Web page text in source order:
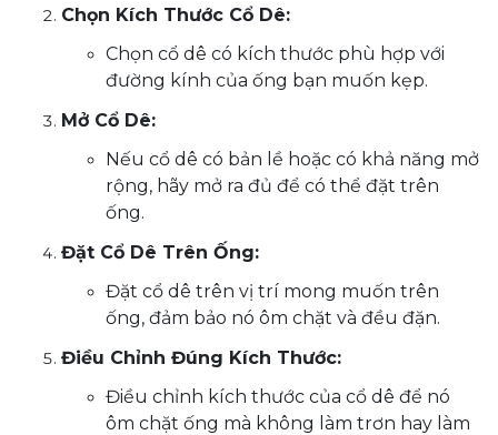
Chọn Kích Thước Cổ Dê:
Chọn cổ dê có kích thước phù hợp với
đường kính của ống bạn muốn kẹp.
Mở Cổ Dê:
Nếu cổ dê có bản lề hoặc có khả năng mở
rộng, hãy mở ra đủ để có thể đặt trên
ống.
Đặt Cổ Dê Trên Ống:
Đặt cổ dê trên vị trí mong muốn trên
ống, đảm bảo nó ôm chặt và đều đặn.
Điều Chỉnh Đúng Kích Thước:
Điều chỉnh kích thước của cổ dê để nó
ôm chặt ống mà không làm trơn hay làm